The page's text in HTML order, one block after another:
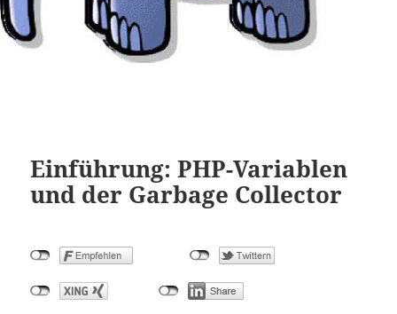
Einführung: PHP-Variablen
und der Garbage Collector